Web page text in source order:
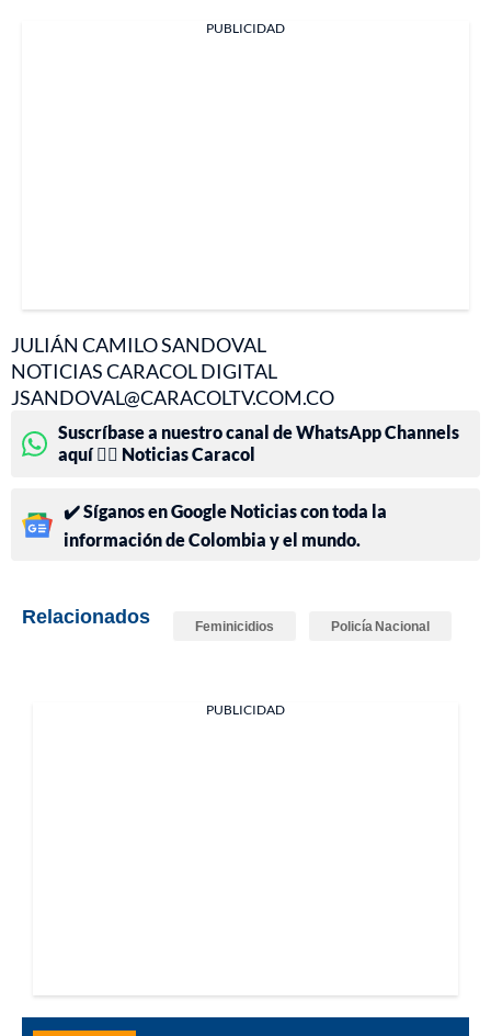
PUBLICIDAD
JULIÁN CAMILO SANDOVAL
NOTICIAS CARACOL DIGITAL
JSANDOVAL@CARACOLTV.COM.CO
Suscríbase a nuestro canal de WhatsApp Channels
aquí 👉🏻 Noticias Caracol
✔️ Síganos en Google Noticias con toda la
información de Colombia y el mundo.
Relacionados Feminicidios Policía Nacional
PUBLICIDAD